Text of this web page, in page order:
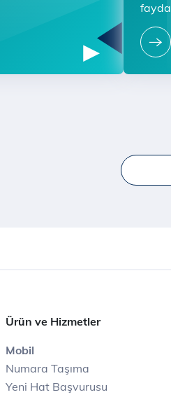
fayda
Ürün ve Hizmetler
Mobil
Numara Taşıma
Yeni Hat Başvurusu